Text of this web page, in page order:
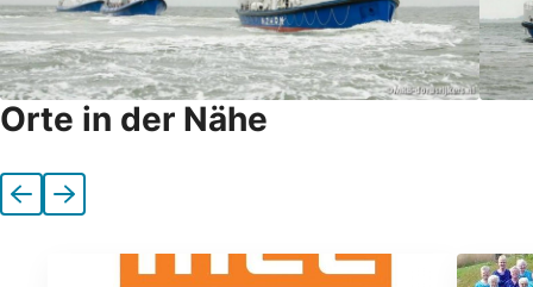
Orte in der Nähe
VorherigeNächste